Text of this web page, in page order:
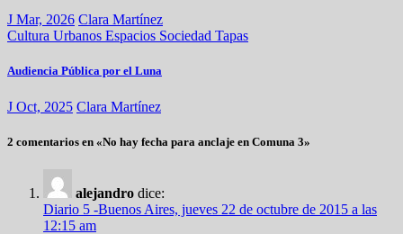
J Mar, 2026 Clara Martínez
Cultura Urbanos Espacios Sociedad Tapas
Audiencia Pública por el Luna
J Oct, 2025 Clara Martínez
2 comentarios en «No hay fecha para anclaje en Comuna 3»
alejandro dice:
Diario 5 -Buenos Aires, jueves 22 de octubre de 2015 a las
12:15 am